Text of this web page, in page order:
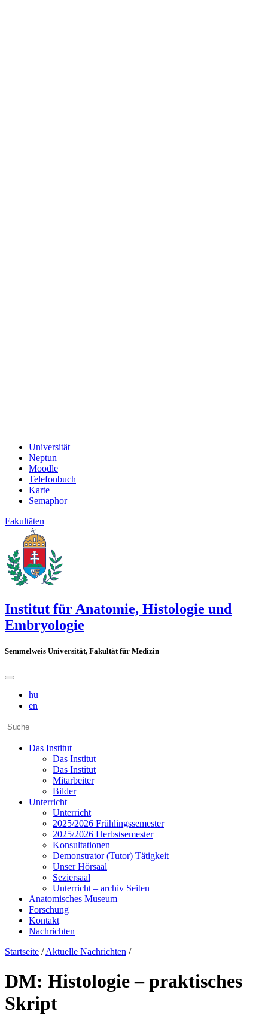
Universität
Neptun
Moodle
Telefonbuch
Karte
Semaphor
Fakultäten
Institut für Anatomie, Histologie und
Embryologie
Semmelweis Universität, Fakultät für Medizin
hu
en
Das Institut
Das Institut
Das Institut
Mitarbeiter
Bilder
Unterricht
Unterricht
2025/2026 Frühlingssemester
2025/2026 Herbstsemester
Konsultationen
Demonstrator (Tutor) Tätigkeit
Unser Hörsaal
Seziersaal
Unterricht – archiv Seiten
Anatomisches Museum
Forschung
Kontakt
Nachrichten
Startseite /Aktuelle Nachrichten /
DM: Histologie – praktisches
Skript